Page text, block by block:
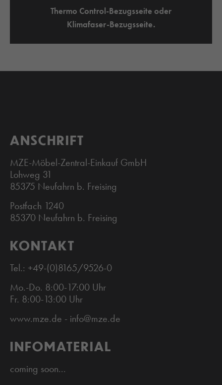
Thermo Control-Bezugsseite oder
Klimafaser-Bezugsseite.
ANSCHRIFT
MZE-Möbel-Zentral-Einkauf GmbH
Lohweg 31
85375 Neufahrn b. Freising
Postfach 1240
85370 Neufahrn b. Freising
KONTAKT
Tel.: +49-(0)8165/9526-0
Mo.-Do. 8:00-17:00 Uhr
Fr. 8:00-13:00 Uhr
www.mze.de - info@mze.de
INFOMATERIAL
coming soon...